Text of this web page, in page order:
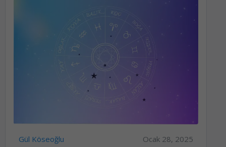
Gül Köseoğlu Ocak 28, 2025